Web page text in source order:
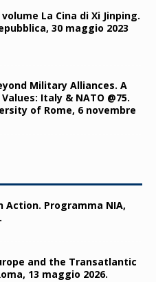
La Cina di Xi Jinping.
30 maggio 2023
Military Alliances. A
Italy & NATO @75.
of Rome, 6 novembre
Action. Programma NIA,
and the Transatlantic
13 maggio 2026.